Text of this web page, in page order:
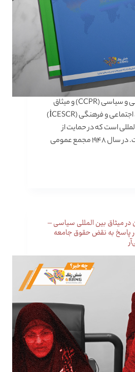
میثاق بین‌المللی حقوق مدنی و سیاسی (CCPR) و میثاق
بین‌المللی حقوق اقتصادی، اجتماعی و فرهنگی (İCESCR)
است که در حمایت از
حقوق بشر نوشته شده است. در سال ۱۹۴۸ مجمع عمومی
میثاق بین المللی سیاسی –
پاسخ به نقض حقوق جامعه